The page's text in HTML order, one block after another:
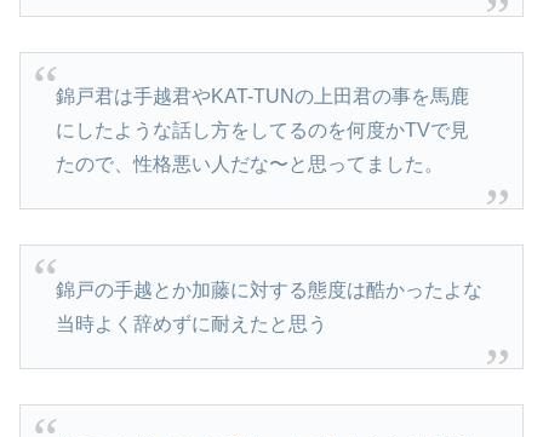
錦戸君は手越君やKAT-TUNの上田君の事を馬鹿
にしたような話し方をしてるのを何度かTVで見
たので、性格悪い人だな〜と思ってました。
錦戸の手越とか加藤に対する態度は酷かったよな
当時よく辞めずに耐えたと思う